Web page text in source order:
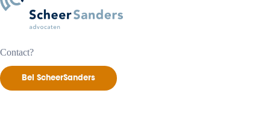
Contact?
Bel ScheerSanders